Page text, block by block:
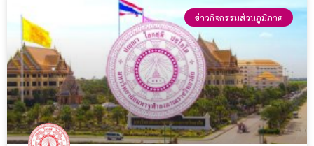
ข่าวกิจกรรมส่วนภูมิภาค